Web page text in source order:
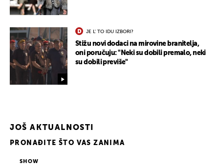
JE L' TO IDU IZBORI?
Stižu novi dodaci na mirovine branitelja,
oni poručuju: "Neki su dobili premalo, neki
su dobili previše"
JOŠ AKTUALNOSTI
PRONAĐITE ŠTO VAS ZANIMA
SHOW